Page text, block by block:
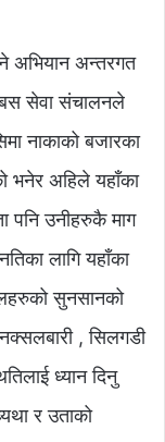
अभियान अन्तरगत
बस सेवा संचालनले
नाकाको बजारका
भनेर अहिले यहाँका
पनि उनीहरुकै माग
लागि यहाँका
सुनसानको
, सिलगडी
ध्यान दिनु
र उताको